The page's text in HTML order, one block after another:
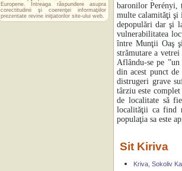
baronilor Perényi,
multe calamităţi şi
depopulări dar şi
vulnerabilitatea
între Munţii Oaş
strămutare a
Aflându-se pe
din acest punct
distrugeri grave
târziu este
de localitate să
localităţii ca find
populaţia sa este
Sit Kiriva
Kriva, Sokoliv
Europene. Întreaga răspundere asupra
corectitudinii şi coerenţei informaţiilor
prezentate revine iniţiatorilor site-ului web.